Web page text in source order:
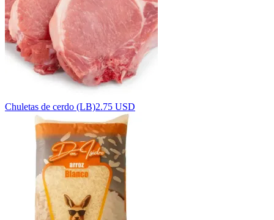
Chuletas de cerdo (LB)2.75 USD